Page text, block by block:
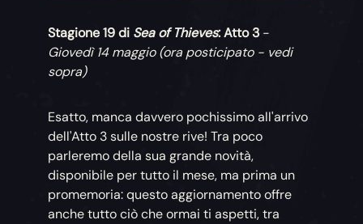
Stagione 19 di Sea of Thieves: Atto 3 -
Giovedì 14 maggio (ora posticipato - vedi
sopra)
Esatto, manca davvero pochissimo all'arrivo
dell'Atto 3 sulle nostre rive! Tra poco
parleremo della sua grande novità,
disponibile per tutto il mese, ma prima un
promemoria: questo aggiornamento offre
anche tutto ciò che ormai ti aspetti, tra